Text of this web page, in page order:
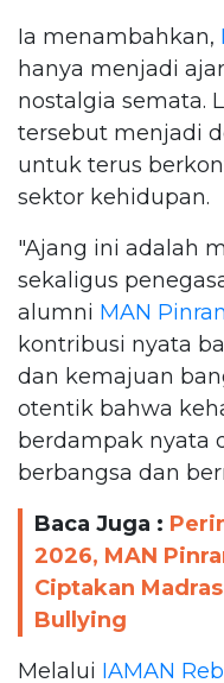
Ia menambahkan,
hanya menjadi
nostalgia semata.
tersebut menjadi
untuk terus
sektor kehidupan.
"Ajang ini adalah
sekaligus
alumni MAN
kontribusi nyata
dan kemajuan
otentik bahwa
berdampak nyata
berbangsa dan
Baca Juga :
2026, MAN
Ciptakan
Bullying
Melalui IAMAN